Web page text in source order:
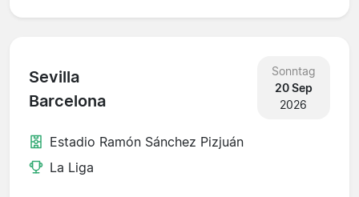
Sevilla
Barcelona
Sonntag
20 Sep
2026
Estadio Ramón Sánchez Pizjuán
La Liga